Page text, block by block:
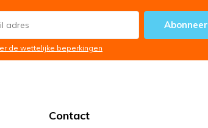
Abonneer
de wettelijke beperkingen
Contact